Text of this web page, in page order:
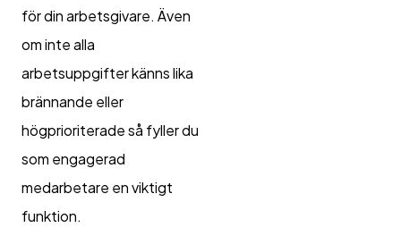
för din arbetsgivare. Även
om inte alla
arbetsuppgifter känns lika
brännande eller
högprioriterade så fyller du
som engagerad
medarbetare en viktigt
funktion.